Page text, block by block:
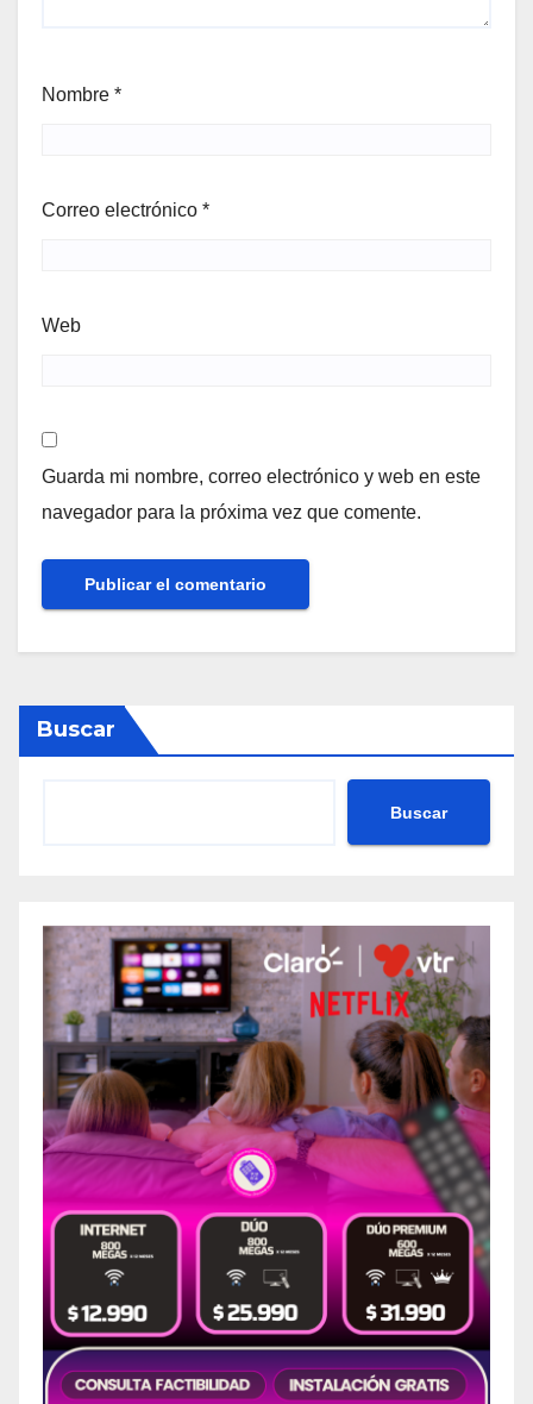
Nombre *
Correo electrónico *
Web
Guarda mi nombre, correo electrónico y web en este
navegador para la próxima vez que comente.
Buscar
Buscar